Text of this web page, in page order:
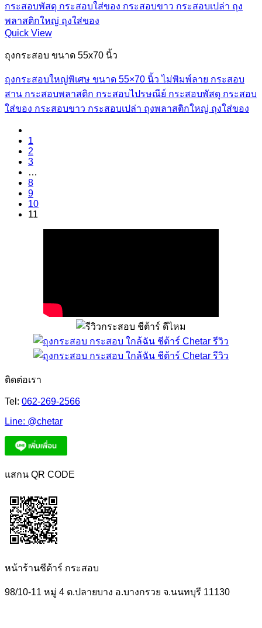
Quick View
ถุงกระสอบ ขนาด 55x70 นิ้ว
ถุงกระสอบใหญ่พิเศษ ขนาด 55×70 นิ้ว ไม่พิมพ์ลาย กระสอบ
สาน กระสอบพลาสติก กระสอบไปรษณีย์ กระสอบพัสดุ กระสอบ
ใส่ของ กระสอบขาว กระสอบเปล่า ถุงพลาสติกใหญ่ ถุงใส่ของ
1
2
3
…
8
9
10
11
ติดต่อเรา
Tel: 062-269-2566
Line: @chetar
แสกน QR CODE
หน้าร้านชีต้าร์ กระสอบ
98/10-11 หมู่ 4 ต.ปลายบาง อ.บางกรวย จ.นนทบุรี 11130